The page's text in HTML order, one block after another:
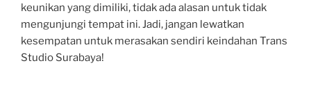
keunikan yang dimiliki, tidak ada alasan untuk tidak
mengunjungi tempat ini. Jadi, jangan lewatkan
kesempatan untuk merasakan sendiri keindahan Trans
Studio Surabaya!